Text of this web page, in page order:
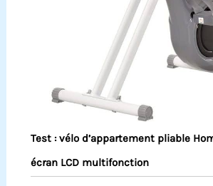
Test : vélo d’appartement pliable
écran LCD multifonction